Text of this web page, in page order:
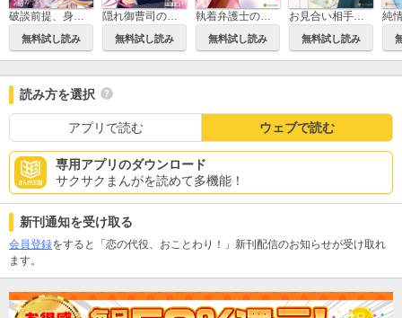
破談前提、身代わり花嫁は堅物御曹司の猛愛に蕩かされる
無料試し読み
隠れ御曹司の手加減なしの独占溺愛（分冊版）
無料試し読み
執着弁護士の愛が重すぎる
無料試し読み
お見合い相手は無愛想な警察官僚でした 誤解まみれの溺愛婚
無料試し読み
純
読み方を選択
アプリで読む ウェブで読む
専用アプリのダウンロード
サクサクまんがを読めて多機能！
新刊通知を受け取る
会員登録をすると「恋の代役、おことわり！」新刊配信のお知らせが受け取れ
ます。